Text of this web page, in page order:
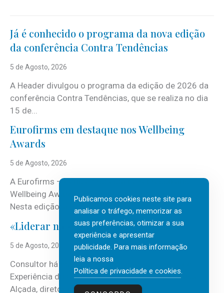
Já é conhecido o programa da nova edição
da conferência Contra Tendências
5 de Agosto, 2026
A Header divulgou o programa da edição de 2026 da
conferência Contra Tendências, que se realiza no dia
15 de...
Eurofirms em destaque nos Wellbeing
Awards
5 de Agosto, 2026
A Eurofirms – People first está de regresso aos
Wellbeing Awards, integrando o Top Wellbeing 2026.
Nesta edição, a multinacional...
«Liderar não é um talento místico.»
5 de Agosto, 2026
Consultor há mais de três décadas nas áreas de
Experiência do Cliente, Vendas e Liderança, Manuel
Alçada, diretor executivo da...
Publicamos cookies neste site para
analisar o tráfego, memorizar as
suas preferências, otimizar a sua
experiência e apresentar
publicidade. Para mais informação
leia a nossa
Política de privacidade e cookies.